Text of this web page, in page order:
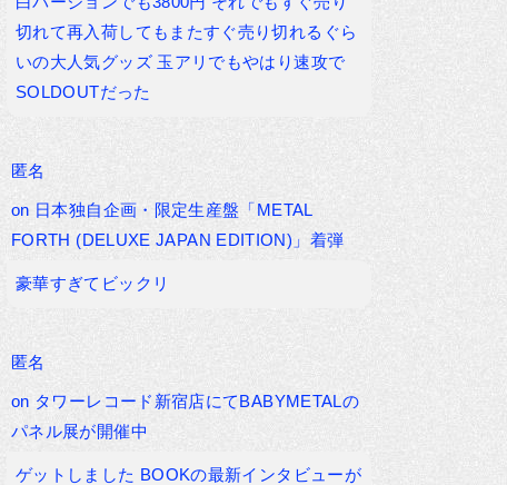
切れて再入荷してもまたすぐ売り切れるぐら
いの大人気グッズ 玉アリでもやはり速攻で
SOLDOUTだった
匿名
on 日本独自企画・限定生産盤「METAL
FORTH (DELUXE JAPAN EDITION)」着弾
豪華すぎてビックリ
匿名
on タワーレコード新宿店にてBABYMETALの
パネル展が開催中
ゲットしました BOOKの最新インタビューが